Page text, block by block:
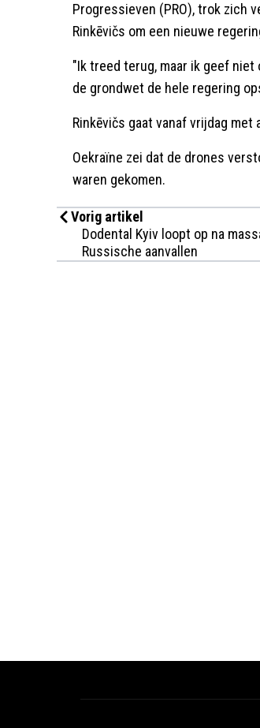
Progressieven (PRO), trok zich
Rinkēvičs om een nieuwe
"Ik treed terug, maar ik geef
de grondwet de hele regering
Rinkēvičs gaat vanaf vrijdag
Oekraïne zei dat de drones
waren gekomen.
Vorig artikel
Dodental Kyiv loopt op na
Russische aanvallen